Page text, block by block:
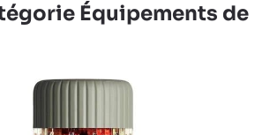
Équipements de